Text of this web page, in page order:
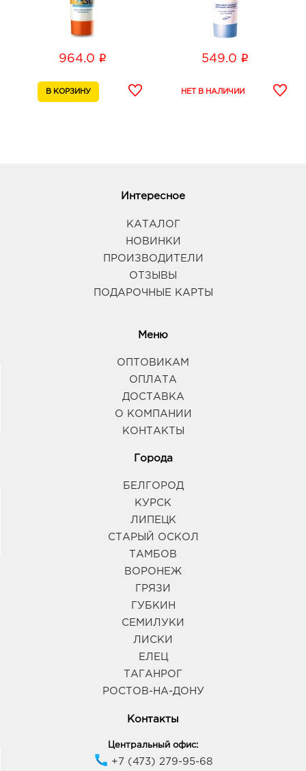
964.0 i 549.0 i
Интересное
КАТАЛОГ
НОВИНКИ
ПРОИЗВОДИТЕЛИ
ОТЗЫВЫ
ПОДАРОЧНЫЕ КАРТЫ
Меню
ОПТОВИКАМ
ОПЛАТА
ДОСТАВКА
О КОМПАНИИ
КОНТАКТЫ
Города
БЕЛГОРОД
КУРСК
ЛИПЕЦК
СТАРЫЙ ОСКОЛ
ТАМБОВ
ВОРОНЕЖ
ГРЯЗИ
ГУБКИН
СЕМИЛУКИ
ЛИСКИ
ЕЛЕЦ
ТАГАНРОГ
РОСТОВ-НА-ДОНУ
Контакты
Центральный офис:
+7 (473) 279-95-68